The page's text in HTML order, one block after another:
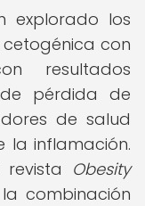
explorado los
con
resultados
pérdida de
de salud
la inflamación.
Obesity
combinación